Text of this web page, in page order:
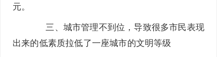
元。
三、城市管理不到位，导致很多市民表现
出来的低素质拉低了一座城市的文明等级